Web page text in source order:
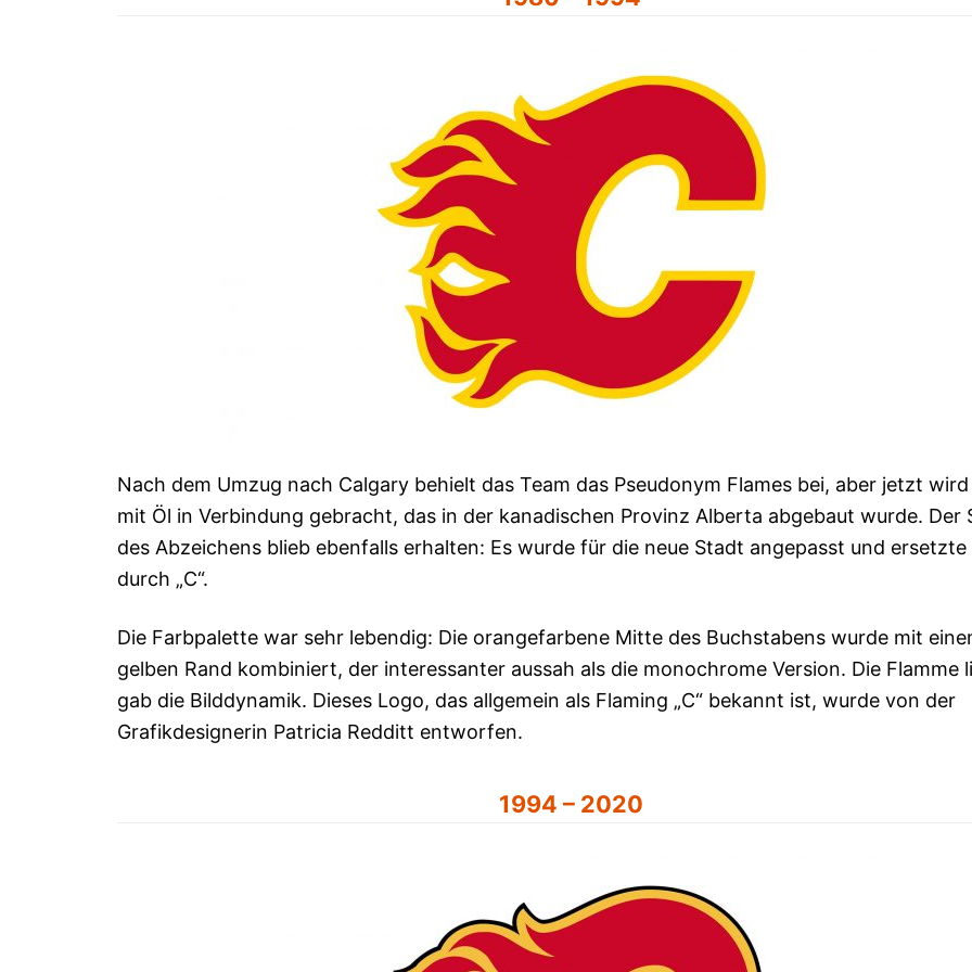
Nach dem Umzug nach Calgary behielt das Team das Pseudonym Flames bei, aber jetzt wird
mit Öl in Verbindung gebracht, das in der kanadischen Provinz Alberta abgebaut wurde. Der
des Abzeichens blieb ebenfalls erhalten: Es wurde für die neue Stadt angepasst und ersetzte
durch „C“.
Die Farbpalette war sehr lebendig: Die orangefarbene Mitte des Buchstabens wurde mit
gelben Rand kombiniert, der interessanter aussah als die monochrome Version. Die Flamme
gab die Bilddynamik. Dieses Logo, das allgemein als Flaming „C“ bekannt ist, wurde von der
Grafikdesignerin Patricia Redditt entworfen.
1994 – 2020